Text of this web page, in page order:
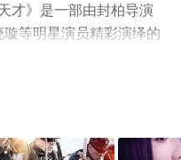
才》是一部由封柏导演
等明星演员精彩演绎的
清未删减完整版电视剧
猫或剧情网等平台了